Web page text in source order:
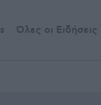
Όλες οι Ειδήσεις